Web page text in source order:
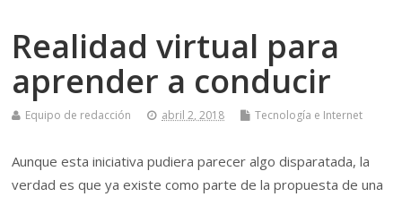
Realidad virtual para
aprender a conducir
Equipo de redacción abril 2, 2018 Tecnología e Internet
Aunque esta iniciativa pudiera parecer algo disparatada, la
verdad es que ya existe como parte de la propuesta de una